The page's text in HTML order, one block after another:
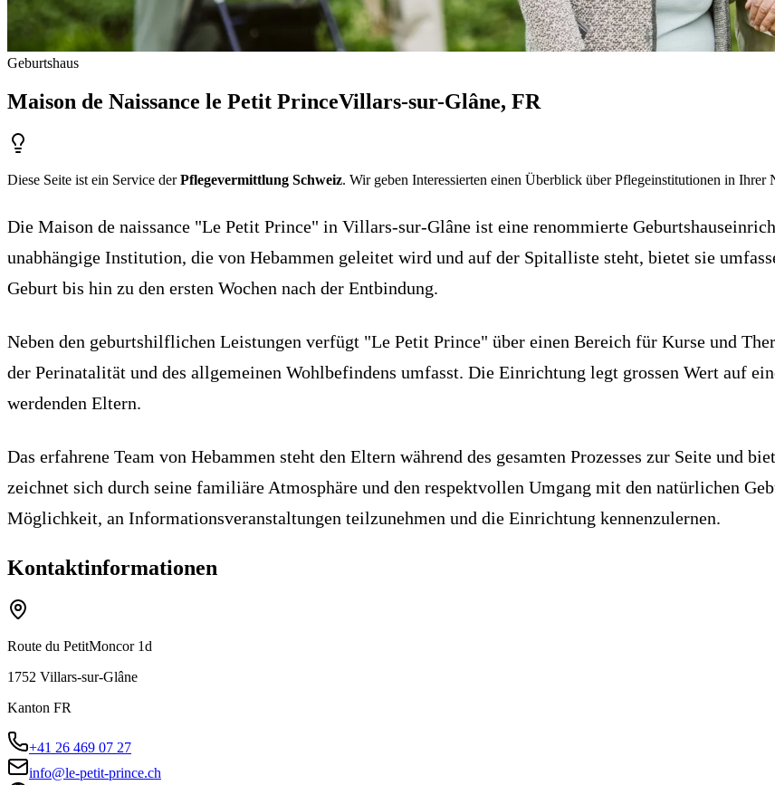
Geburtshaus
Maison de Naissance le Petit PrinceVillars-sur-Glâne, FR
Diese Seite ist ein Service derPflegevermittlung Schweiz. Wir geben Interessierten einen Überblick über Pflegeinstitutionen in Ihrer
Die Maison de naissance "Le Petit Prince" in Villars-sur-Glâne ist eine renommierte
unabhängige Institution, die von Hebammen geleitet wird und auf der Spitalliste steht, bietet sie
Geburt bis hin zu den ersten Wochen nach der Entbindung.
Neben den geburtshilflichen Leistungen verfügt "Le Petit Prince" über einen Bereich für Kurse und
der Perinatalität und des allgemeinen Wohlbefindens umfasst. Die Einrichtung legt grossen Wert auf
werdenden Eltern.
Das erfahrene Team von Hebammen steht den Eltern während des gesamten Prozesses zur Seite und
zeichnet sich durch seine familiäre Atmosphäre und den respektvollen Umgang mit den natürlichen
Möglichkeit, an Informationsveranstaltungen teilzunehmen und die Einrichtung kennenzulernen.
Kontaktinformationen
Route du Petit­Moncor 1d
1752 Villars-sur-Glâne
Kanton FR
+41 26 469 07 27
info@le-petit-prince.ch